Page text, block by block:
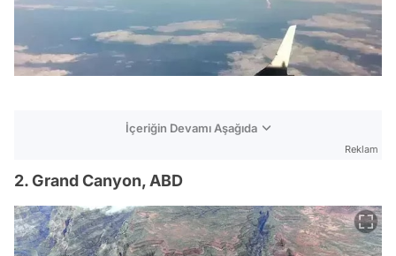
İçeriğin Devamı Aşağıda
Reklam
2. Grand Canyon, ABD